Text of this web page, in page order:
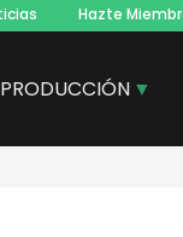
Hazte
PRODUCCIÓN